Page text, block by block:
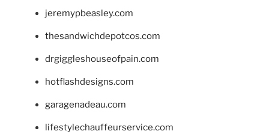
jeremypbeasley.com
thesandwichdepotcos.com
drgiggleshouseofpain.com
hotflashdesigns.com
garagenadeau.com
lifestylechauffeurservice.com